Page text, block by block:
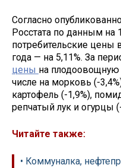
Согласно
Росстата по данным на
потребительские цены
года — на 5,11%. За
цены на плодоовощную
числе на морковь (-
картофель (-1,9%),
репчатый лук и огурцы
Читайте также:
• Коммуналка,